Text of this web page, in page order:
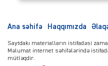
Ana səhifə Haqqımızda
Saytdakı materialların istifadəsi
Məlumat internet səhifələrində
mütləqdir.